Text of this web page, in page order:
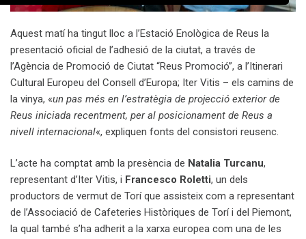
Aquest matí ha tingut lloc a l’Estació Enològica de Reus la
presentació oficial de l’adhesió de la ciutat, a través de
l’Agència de Promoció de Ciutat “Reus Promoció”, a l’Itinerari
Cultural Europeu del Consell d’Europa; Iter Vitis – els camins de
la vinya, «un pas més en l’estratègia de projecció exterior de
Reus iniciada recentment, per al posicionament de Reus a
nivell internacional«, expliquen fonts del consistori reusenc.
L’acte ha comptat amb la presència de Natalia Turcanu,
representant d’Iter Vitis, i Francesco Roletti, un dels
productors de vermut de Torí que assisteix com a representant
de l’Associació de Cafeteries Històriques de Torí i del Piemont,
la qual també s’ha adherit a la xarxa europea com una de les